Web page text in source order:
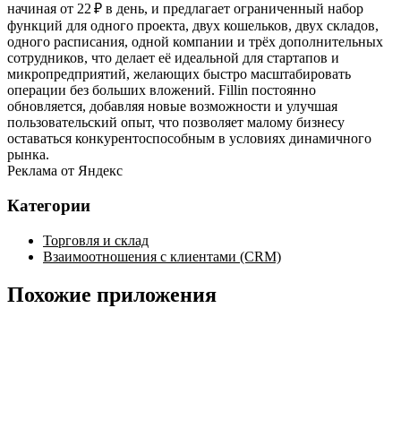
начиная от 22 ₽ в день, и предлагает ограниченный набор
функций для одного проекта, двух кошельков, двух складов,
одного расписания, одной компании и трёх дополнительных
сотрудников, что делает её идеальной для стартапов и
микропредприятий, желающих быстро масштабировать
операции без больших вложений. Fillin постоянно
обновляется, добавляя новые возможности и улучшая
пользовательский опыт, что позволяет малому бизнесу
оставаться конкурентоспособным в условиях динамичного
рынка.
Реклама от Яндекс
Категории
Торговля и склад
Взаимоотношения с клиентами (CRM)
Похожие приложения